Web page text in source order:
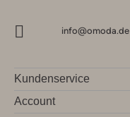
info@omoda.de
Kundenservice
Account